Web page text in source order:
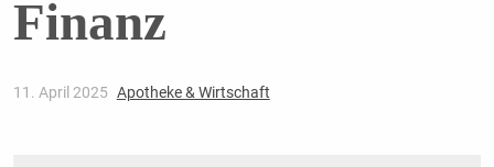
Finanz
11. April 2025 Apotheke & Wirtschaft